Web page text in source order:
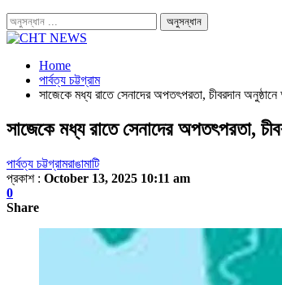
Home
পার্বত্য চট্টগ্রাম
সাজেকে মধ্য রাতে সেনাদের অপতৎপরতা, চীবরদান
সাজেকে মধ্য রাতে সেনাদের অপতৎপরতা,
পার্বত্য চট্টগ্রামরাঙামাটি
প্রকাশ : October 13, 2025 10:11 am
0
Share